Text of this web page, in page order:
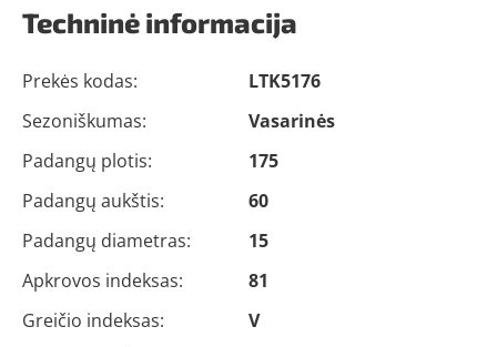
Techninė informacija
Prekės kodas:
LTK5176
Sezoniškumas:
Vasarinės
Padangų plotis:
175
Padangų aukštis:
60
Padangų diametras:
15
Apkrovos indeksas:
81
Greičio indeksas:
V